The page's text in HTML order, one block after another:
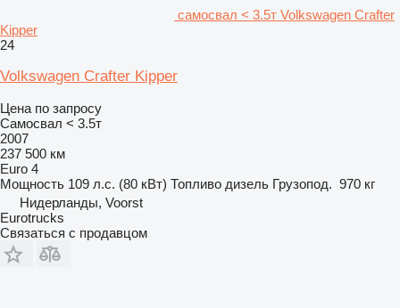
самосвал < 3.5т Volkswagen Crafter
Kipper
24
Volkswagen Crafter Kipper
Цена по запросу
Самосвал < 3.5т
2007
237 500 км
Euro 4
Мощность 109 л.с. (80 кВт) Топливо дизель Грузопод. 970 кг
Нидерланды, Voorst
Eurotrucks
Связаться с продавцом